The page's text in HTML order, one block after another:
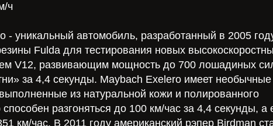
ч
- уникальный автомобиль, разработанный в 2005
Fulda для тестирования новых
V12, развивающим мощность до 700 лошадиных
за 4,4 секунды. Maybach Exelero имеет необычные
из натуральной кожи и полированного
разгоняться до 100 км/час за 4,4 секунды, а
км/час. В 2011 году американский рэпер Birdman